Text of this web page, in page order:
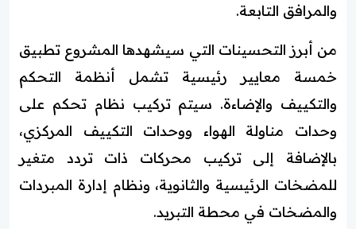
والمرافق التابعة.
من أبرز التحسينات التي سيشهدها المشروع تطبيق
خمسة معايير رئيسية تشمل أنظمة التحكم
والتكييف والإضاءة. سيتم تركيب نظام تحكم على
وحدات مناولة الهواء ووحدات التكييف المركزي،
بالإضافة إلى تركيب محركات ذات تردد متغير
للمضخات الرئيسية والثانوية، ونظام إدارة المبردات
والمضخات في محطة التبريد.